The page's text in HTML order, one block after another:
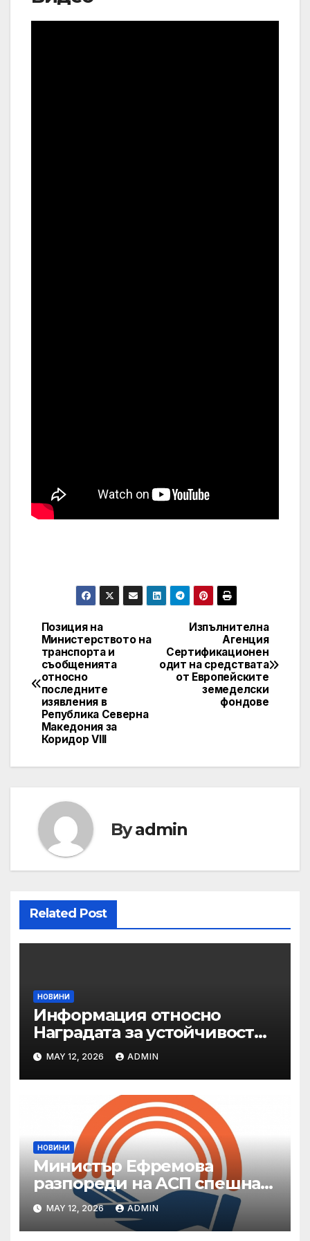
Post
navigation
Изпълнителна
Агенция
Сертификационен
одит на средствата
от Европейските
земеделски
фондове
Позиция на
Министерството на
транспорта и
съобщенията
относно
последните
изявления в
Република Северна
Македония за
Коридор VIII
Byadmin
Related Post
НОВИНИ
Информация относно
Наградата за устойчивост
на ОАЕ „Зайед“
MAY 12, 2026 ADMIN
НОВИНИ
Министър Ефремова
разпореди на АСП спешна
готовност за оказване на
подкрепа на пострадали от
валежи и градушки
MAY 12, 2026 ADMIN